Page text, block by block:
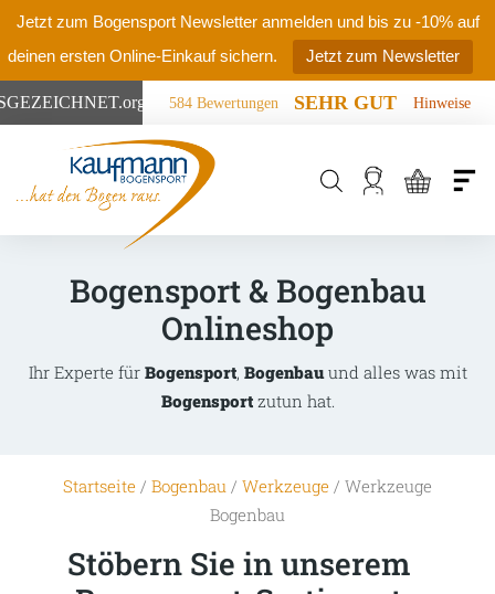
Jetzt zum Bogensport Newsletter anmelden und bis zu -10% auf
deinen ersten Online-Einkauf sichern.
Jetzt zum Newsletter
.org 584 Bewertungen SEHR GUT Hinweise
Products
search
Bogensport & Bogenbau
Onlineshop
Ihr Experte für Bogensport, Bogenbauund alles was mit
Bogensportzutun hat.
Startseite / Bogenbau / Werkzeuge / Werkzeuge
Bogenbau
Stöbern Sie in unserem